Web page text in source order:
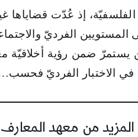
الفلسفيّة، إذ عُدّت
المستويين الفرديّ
ضمن رؤية أخلاقيّة
في الاختبار الفرديّ
من معهد المعارف